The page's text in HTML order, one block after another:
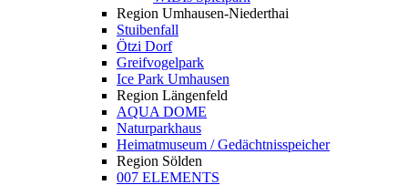
Region Umhausen-Niederthai
Stuibenfall
Ötzi Dorf
Greifvogelpark
Ice Park Umhausen
Region Längenfeld
AQUA DOME
Naturparkhaus
Heimatmuseum / Gedächtnisspeicher
Region Sölden
007 ELEMENTS